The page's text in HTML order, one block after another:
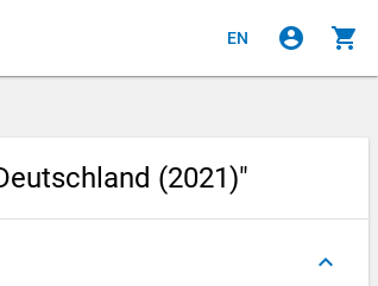
EN account_circle shopping_cart
(2021)"
keyboard_arrow_up